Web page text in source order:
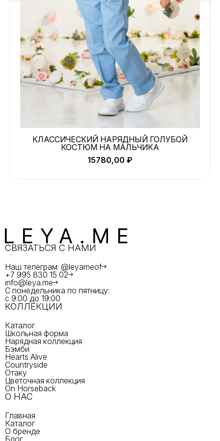
КЛАССИЧЕСКИЙ НАРЯДНЫЙ ГОЛУБОЙ
КОСТЮМ НА МАЛЬЧИКА
15780,00 ₽
СВЯЗАТЬСЯ С НАМИ
Наш телеграм: @leyameof
+7 995 830 15 02
info@leya.me
С понедельника по пятницу:
с 9:00 до 19:00
КОЛЛЕКЦИИ
Каталог
Школьная форма
Нарядная коллекция
Бэмби
Hearts Alive
Countryside
Отаку
Цветочная коллекция
On Horseback
О НАС
Главная
Каталог
О бренде